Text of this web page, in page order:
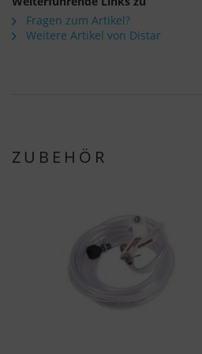
Fragen zum Artikel?
Weitere Artikel von Distar
ZUBEHÖR